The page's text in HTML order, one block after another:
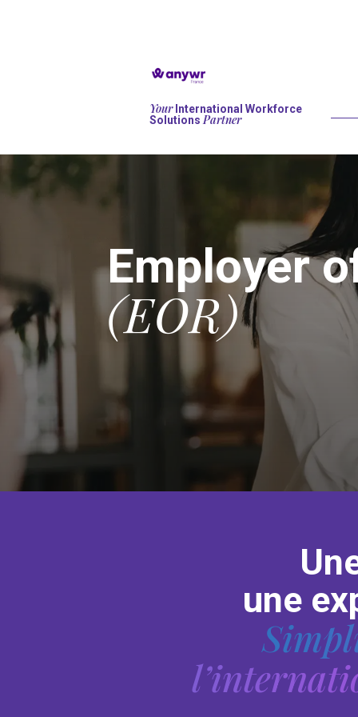
YourInternational Workforce
Solutions Partner
Employer
(EOR)
une